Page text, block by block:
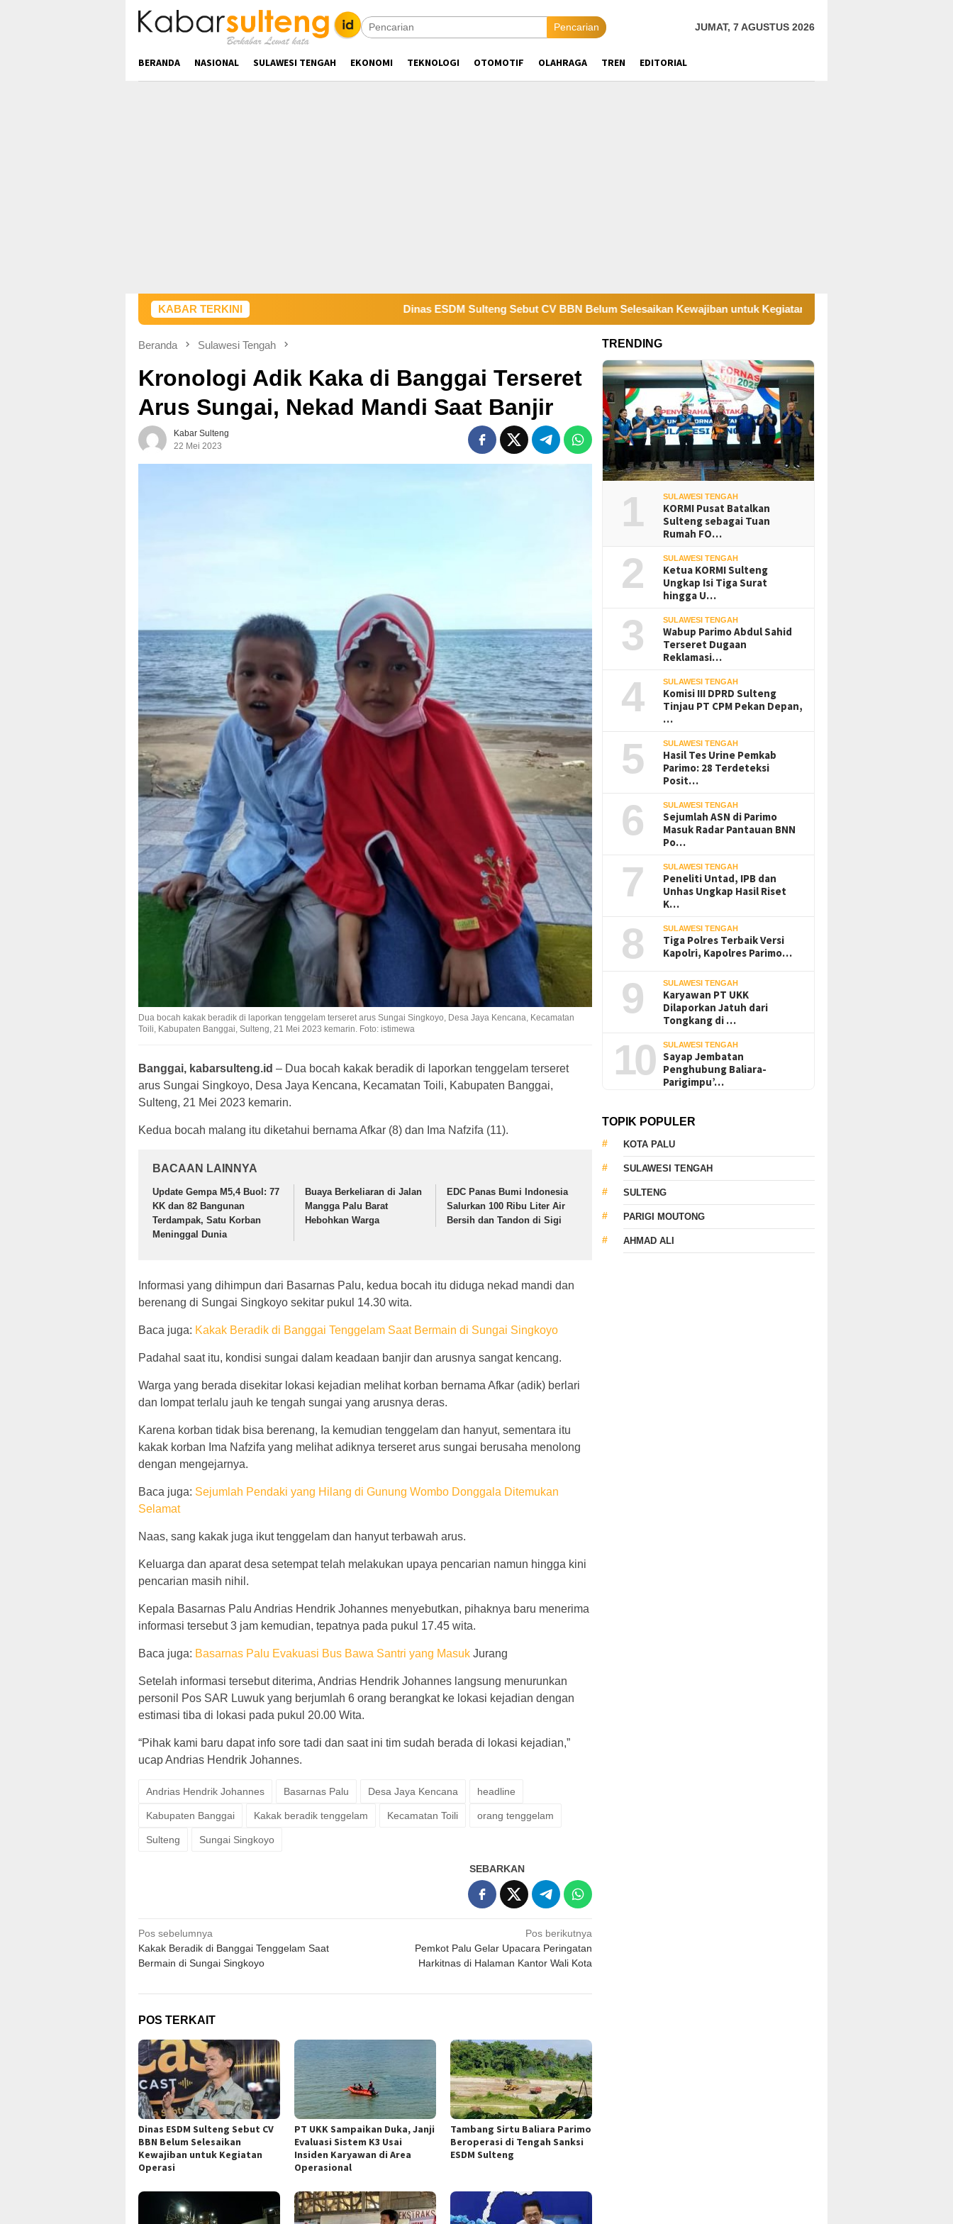
Pencarian JUMAT, 7 AGUSTUS 2026
BERANDA NASIONAL SULAWESI TENGAH EKONOMI TEKNOLOGI OTOMOTIF OLAHRAGA TREN EDITORIAL
KABAR TERKINI Dinas ESDM Sulteng Sebut CV BBN Belum Selesaikan Kewajiban untuk Kegiatan Operasi PT UKK Sampaikan Duka,
Beranda Sulawesi Tengah
Kronologi Adik Kaka di Banggai Terseret
Arus Sungai, Nekad Mandi Saat Banjir
Kabar Sulteng
22 Mei 2023
Dua bocah kakak beradik di laporkan tenggelam terseret arus Sungai Singkoyo, Desa Jaya Kencana, Kecamatan
Toili, Kabupaten Banggai, Sulteng, 21 Mei 2023 kemarin. Foto: istimewa
Banggai, kabarsulteng.id – Dua bocah kakak beradik di laporkan tenggelam terseret
arus Sungai Singkoyo, Desa Jaya Kencana, Kecamatan Toili, Kabupaten Banggai,
Sulteng, 21 Mei 2023 kemarin.
Kedua bocah malang itu diketahui bernama Afkar (8) dan Ima Nafzifa (11).
BACAAN LAINNYA
Update Gempa M5,4 Buol: 77
KK dan 82 Bangunan
Terdampak, Satu Korban
Meninggal Dunia
Buaya Berkeliaran di Jalan
Mangga Palu Barat
Hebohkan Warga
EDC Panas Bumi Indonesia
Salurkan 100 Ribu Liter Air
Bersih dan Tandon di Sigi
Informasi yang dihimpun dari Basarnas Palu, kedua bocah itu diduga nekad mandi dan
berenang di Sungai Singkoyo sekitar pukul 14.30 wita.
Baca juga: Kakak Beradik di Banggai Tenggelam Saat Bermain di Sungai Singkoyo
Padahal saat itu, kondisi sungai dalam keadaan banjir dan arusnya sangat kencang.
Warga yang berada disekitar lokasi kejadian melihat korban bernama Afkar (adik) berlari
dan lompat terlalu jauh ke tengah sungai yang arusnya deras.
Karena korban tidak bisa berenang, Ia kemudian tenggelam dan hanyut, sementara itu
kakak korban Ima Nafzifa yang melihat adiknya terseret arus sungai berusaha menolong
dengan mengejarnya.
Baca juga: Sejumlah Pendaki yang Hilang di Gunung Wombo Donggala Ditemukan
Selamat
Naas, sang kakak juga ikut tenggelam dan hanyut terbawah arus.
Keluarga dan aparat desa setempat telah melakukan upaya pencarian namun hingga kini
pencarian masih nihil.
Kepala Basarnas Palu Andrias Hendrik Johannes menyebutkan, pihaknya baru menerima
informasi tersebut 3 jam kemudian, tepatnya pada pukul 17.45 wita.
Baca juga: Basarnas Palu Evakuasi Bus Bawa Santri yang Masuk Jurang
Setelah informasi tersebut diterima, Andrias Hendrik Johannes langsung menurunkan
personil Pos SAR Luwuk yang berjumlah 6 orang berangkat ke lokasi kejadian dengan
estimasi tiba di lokasi pada pukul 20.00 Wita.
“Pihak kami baru dapat info sore tadi dan saat ini tim sudah berada di lokasi kejadian,”
ucap Andrias Hendrik Johannes.
Andrias Hendrik Johannes Basarnas Palu Desa Jaya Kencana headline
Kabupaten Banggai Kakak beradik tenggelam Kecamatan Toili orang tenggelam
Sulteng Sungai Singkoyo
SEBARKAN
Navigasi
pos
Pos sebelumnya
Kakak Beradik di Banggai Tenggelam Saat
Bermain di Sungai Singkoyo
Pos berikutnya
Pemkot Palu Gelar Upacara Peringatan
Harkitnas di Halaman Kantor Wali Kota
POS TERKAIT
Dinas ESDM Sulteng Sebut CV
BBN Belum Selesaikan
Kewajiban untuk Kegiatan
Operasi
PT UKK Sampaikan Duka, Janji
Evaluasi Sistem K3 Usai
Insiden Karyawan di Area
Operasional
Tambang Sirtu Baliara Parimo
Beroperasi di Tengah Sanksi
ESDM Sulteng
TRENDING
1 SULAWESI TENGAH
KORMI Pusat Batalkan
Sulteng sebagai Tuan
Rumah FO…
2 SULAWESI TENGAH
Ketua KORMI Sulteng
Ungkap Isi Tiga Surat
hingga U…
3 SULAWESI TENGAH
Wabup Parimo Abdul Sahid
Terseret Dugaan
Reklamasi…
4 SULAWESI TENGAH
Komisi III DPRD Sulteng
Tinjau PT CPM Pekan Depan,
…
5 SULAWESI TENGAH
Hasil Tes Urine Pemkab
Parimo: 28 Terdeteksi
Posit…
6 SULAWESI TENGAH
Sejumlah ASN di Parimo
Masuk Radar Pantauan BNN
Po…
7 SULAWESI TENGAH
Peneliti Untad, IPB dan
Unhas Ungkap Hasil Riset
K…
8 SULAWESI TENGAH
Tiga Polres Terbaik Versi
Kapolri, Kapolres Parimo…
9 SULAWESI TENGAH
Karyawan PT UKK
Dilaporkan Jatuh dari
Tongkang di …
10 SULAWESI TENGAH
Sayap Jembatan
Penghubung Baliara-
Parigimpu’…
TOPIK POPULER
KOTA PALU
SULAWESI TENGAH
SULTENG
PARIGI MOUTONG
AHMAD ALI